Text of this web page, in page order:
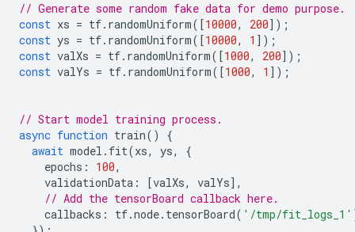
// Generate some random fake data for demo purpose.
const xs = tf. randomUniform([10000, 200]);
const ys = tf. randomUniform([10000, 1 ]);
const valXs = tf. randomUniform([1000, 200]);
const valYs = tf. randomUniform([1000, 1 ]);
// Start model training process.
async function train()
{
await model . fit(xs, ys,
{
epochs : 100,
validationData : [valXs, valYs],
// Add the tensorBoard callback here.
callbacks : tf.node. tensorBoard( '/tmp/fit_logs_1'